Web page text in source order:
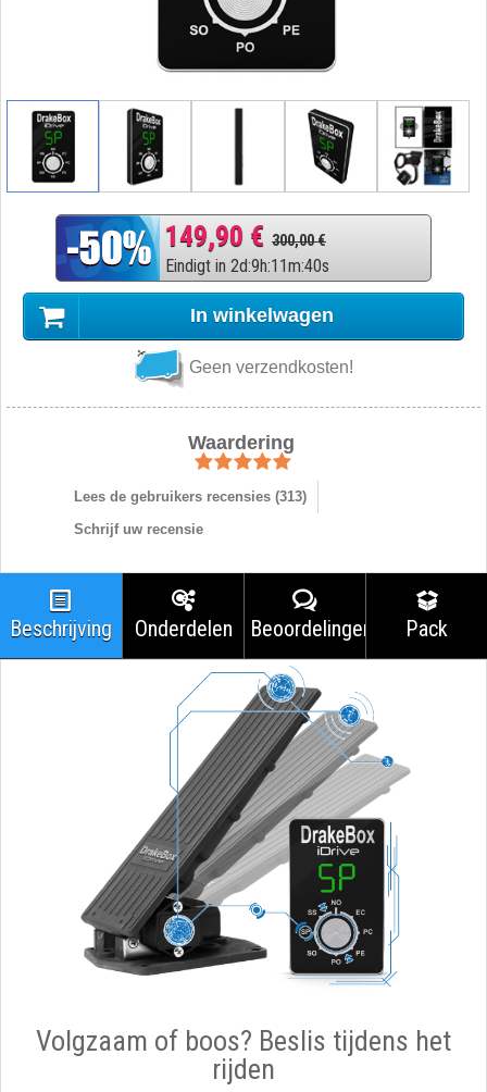
149,90 € 300,00 €
Eindigt in 2d:9h:11m:39s
In winkelwagen
Geen verzendkosten!
Waardering
Lees de gebruikers recensies (313)
Schrijf uw recensie
Beschrijving Onderdelen Beoordelingen Pack
Volgzaam of boos? Beslis tijdens het
rijden